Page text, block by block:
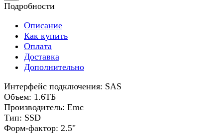
Подробности
Описание
Как купить
Оплата
Доставка
Дополнительно
Интерфейс подключения: SAS
Объем: 1.6ТБ
Производитель: Emc
Тип: SSD
Форм-фактор: 2.5"